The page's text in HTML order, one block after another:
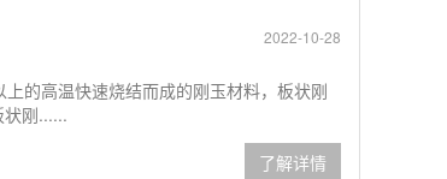
2022-10-28
的高温快速烧结而成的刚玉材料，板状刚
刚......
了解详情